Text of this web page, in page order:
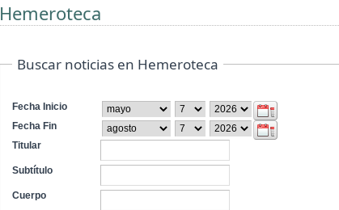
Hemeroteca
Buscar noticias en Hemeroteca
Fecha Inicio
Fecha Fin
Titular
Subtítulo
Cuerpo